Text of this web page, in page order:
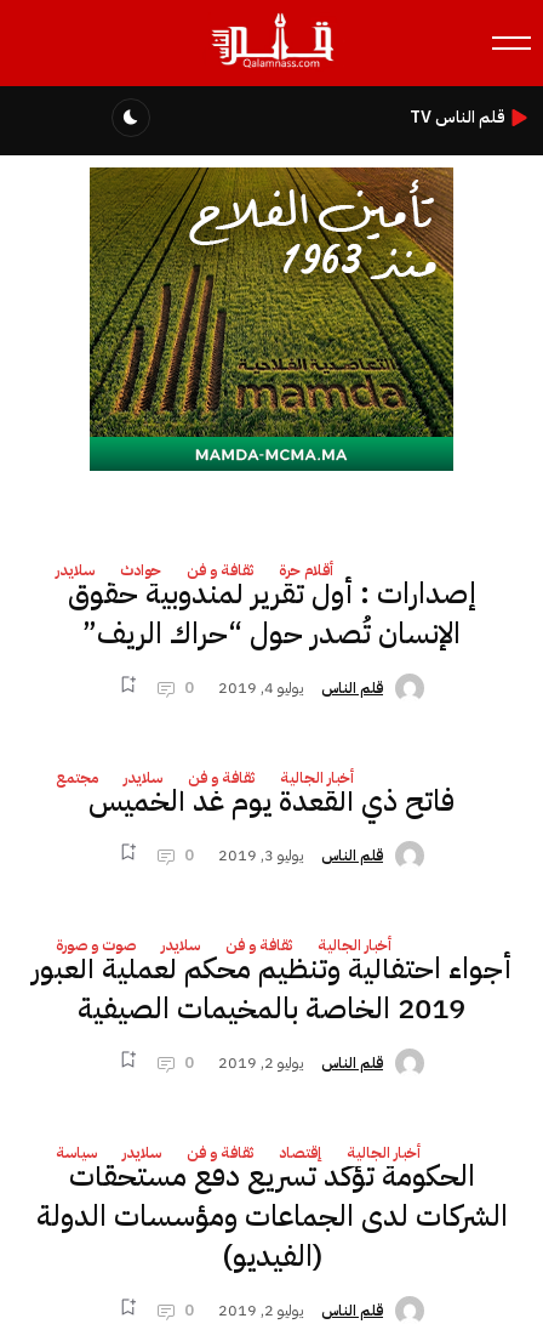
قلم الناس TV
أقلام حرة ثقافة و فن حوادث سلايدر
إصدارات : أول تقرير لمندوبية حقوق
الإنسان تُصدر حول “حراك الريف”
قلم الناس يوليو 4, 2019 0
أخبار الجالية ثقافة و فن سلايدر مجتمع
فاتح ذي القعدة يوم غد الخميس
قلم الناس يوليو 3, 2019 0
أخبار الجالية ثقافة و فن سلايدر صوت و صورة
أجواء احتفالية وتنظيم محكم لعملية العبور
2019 الخاصة بالمخيمات الصيفية
قلم الناس يوليو 2, 2019 0
أخبار الجالية إقتصاد ثقافة و فن سلايدر سياسة
الحكومة تؤكد تسريع دفع مستحقات
الشركات لدى الجماعات ومؤسسات الدولة
(الفيديو)
قلم الناس يوليو 2, 2019 0